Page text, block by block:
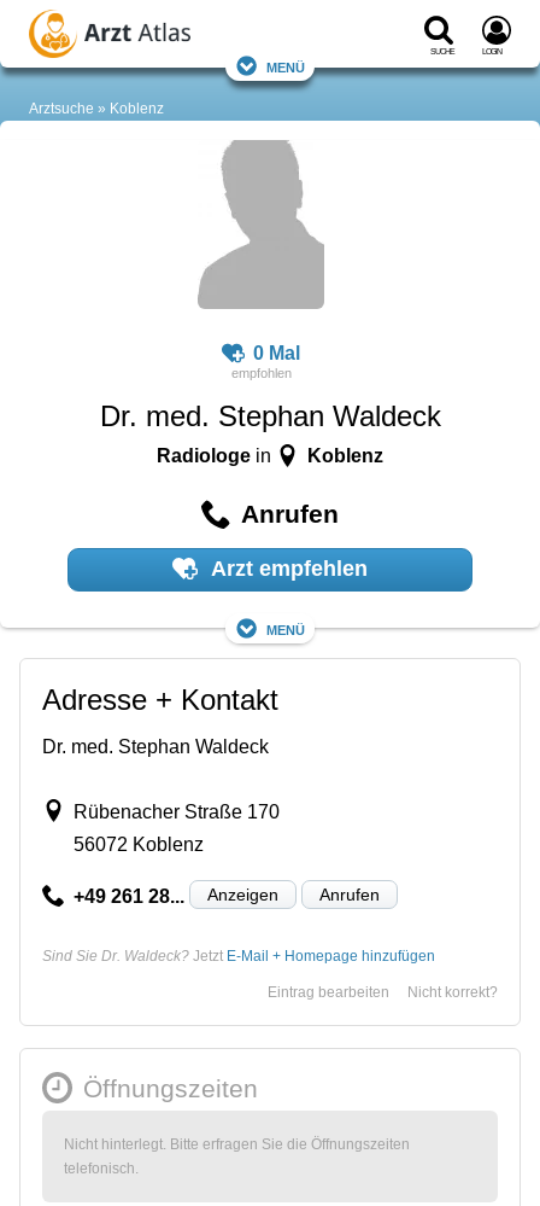
Suche Login
Menü
Arztsuche Koblenz
0 Mal
Dr. med. Stephan Waldeck
Radiologe in Koblenz
Anrufen
Arzt empfehlen
Menü
Adresse + Kontakt
Dr. med. Stephan Waldeck
Rübenacher Straße 170
56072 Koblenz
+49 261 28... Anzeigen Anrufen
Sind Sie Dr. Waldeck? Jetzt E-Mail + Homepage hinzufügen
Nicht korrekt?
Eintrag bearbeiten
Öffnungszeiten
Nicht hinterlegt. Bitte erfragen Sie die Öffnungszeiten
telefonisch.